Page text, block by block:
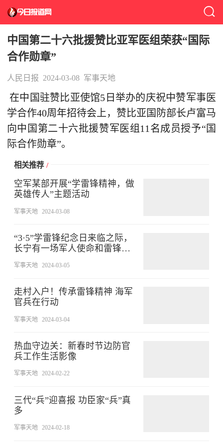
中国第二十六批援赞比亚军医组荣获“国际
合作勋章”
人民日报 2024-03-08 军事天地
在中国驻赞比亚使馆5日举办的庆祝中赞军事医
学合作40周年招待会上，赞比亚国防部长卢富马
向中国第二十六批援赞军医组11名成员授予“国
际合作勋章”。
相关推荐 /
空军某部开展“学雷锋精神，做
英雄传人”主题活动
军事天地 2024-03-08
“3·5”学雷锋纪念日来临之际，
长宁有一场军人使命和雷锋精
军事天地 2024-03-05
走村入户！传承雷锋精神 海军
官兵在行动
军事天地 2024-03-04
热血守边关：新春时节边防官
兵工作生活影像
军事天地 2024-02-22
三代“兵”迎喜报 功臣家“兵”真
多
军事天地 2024-02-18